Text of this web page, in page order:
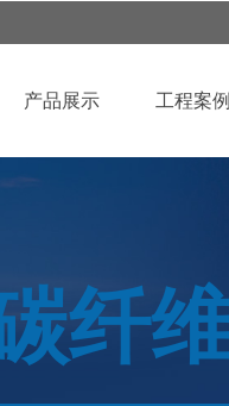
产品展示 工程案例
纤